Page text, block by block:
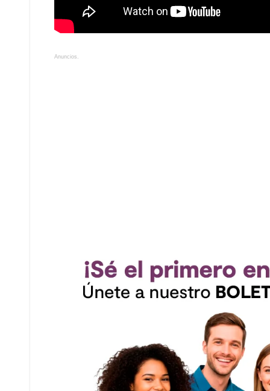
Anuncios.